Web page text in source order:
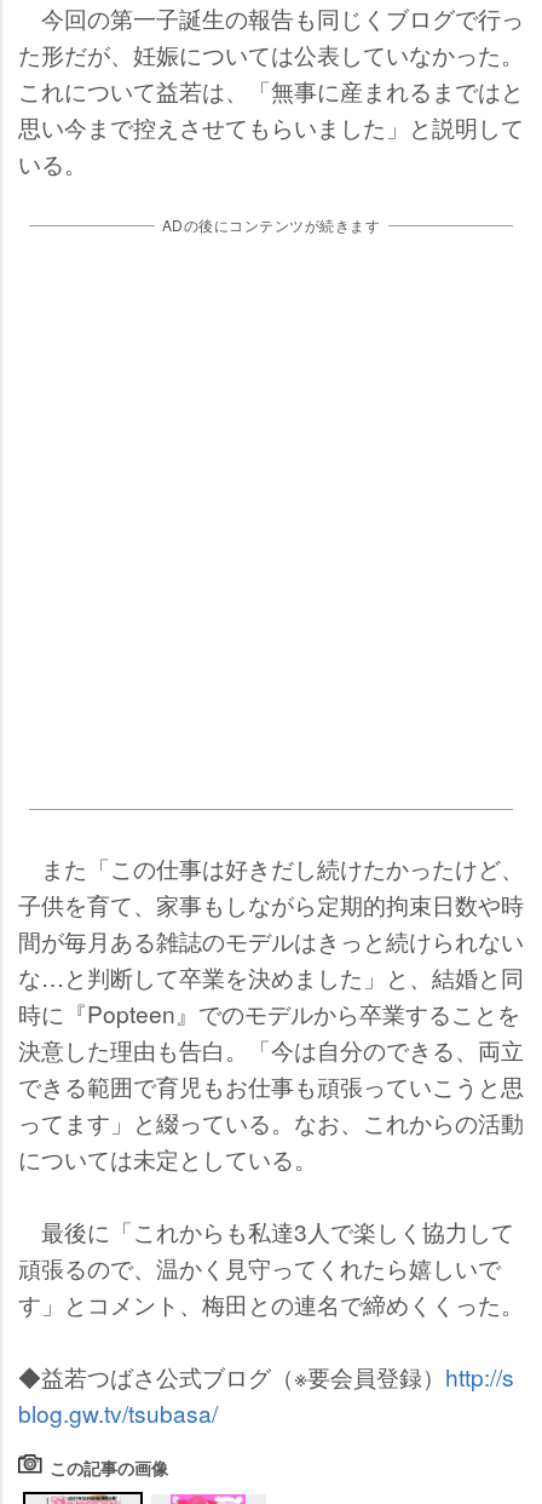
今回の第一子誕生の報告も同じくブログで行っ
た形だが、妊娠については公表していなかった。
これについて益若は、「無事に産まれるまではと
思い今まで控えさせてもらいました」と説明して
いる。
ADの後にコンテンツが続きます
また「この仕事は好きだし続けたかったけど、
子供を育て、家事もしながら定期的拘束日数や時
間が毎月ある雑誌のモデルはきっと続けられない
な…と判断して卒業を決めました」と、結婚と同
時に『Popteen』でのモデルから卒業することを
決意した理由も告白。「今は自分のできる、両立
できる範囲で育児もお仕事も頑張っていこうと思
ってます」と綴っている。なお、これからの活動
については未定としている。
最後に「これからも私達3人で楽しく協力して
頑張るので、温かく見守ってくれたら嬉しいで
す」とコメント、梅田との連名で締めくくった。
◆益若つばさ公式ブログ（※要会員登録） http://s
blog.gw.tv/tsubasa/
この記事の画像